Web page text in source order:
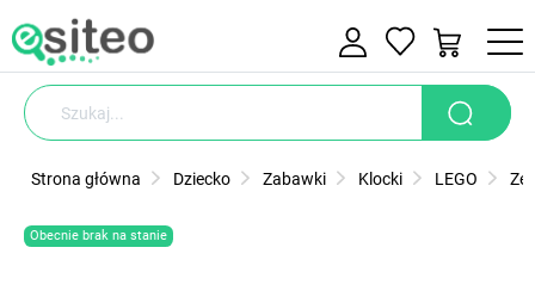
Strona główna Dziecko Zabawki Klocki LEGO
Obecnie brak na stanie